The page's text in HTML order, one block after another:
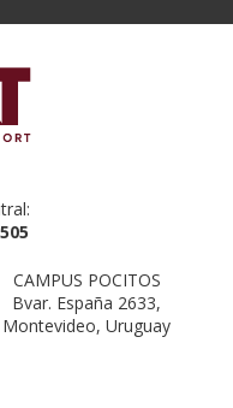
CAMPUS POCITOS
Bvar. España 2633,
Montevideo, Uruguay